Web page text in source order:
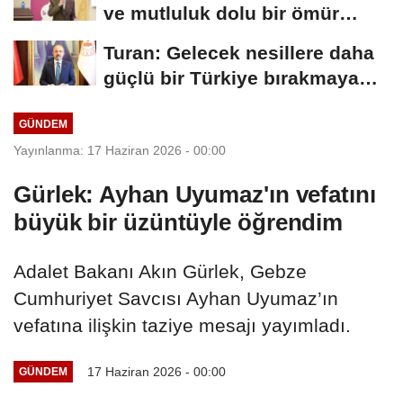
ve mutluluk dolu bir ömür
Turan: Gelecek nesillere daha
güçlü bir Türkiye bırakmaya
GÜNDEM
Yayınlanma: 17 Haziran 2026 - 00:00
Gürlek: Ayhan Uyumaz'ın vefatını
büyük bir üzüntüyle öğrendim
Adalet Bakanı Akın Gürlek, Gebze
Cumhuriyet Savcısı Ayhan Uyumaz’ın
vefatına ilişkin taziye mesajı yayımladı.
GÜNDEM 17 Haziran 2026 - 00:00